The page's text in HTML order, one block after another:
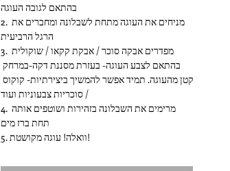
בהתאם לגובה העוגה
2. מניחים את העוגה מתחת לשבלונה ומחברים את
הרגל הרביעית
3. מפדרים אבקה סוכר / אבקת קקאו / שוקולית
/ סוכריות צבעוניות ועוד
4. מרימים את השבלונה בזהירות ושוטפים אותה
תחת ברז מים
5. וואלה! עוגה מקושטת!